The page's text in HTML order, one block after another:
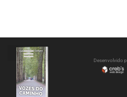
Desenvolvido